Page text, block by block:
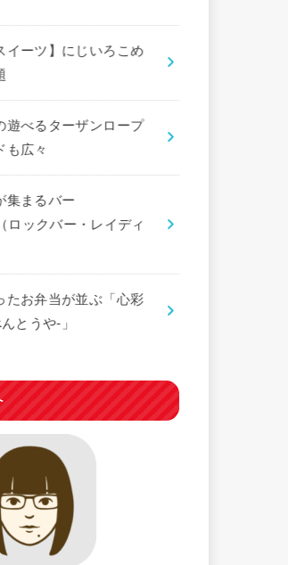
イーツ】にじいろこめ
遊べるターザンロープ
も広々
集まるバー
ロックバー・レイディ
たお弁当が並ぶ「心彩
とうや-」